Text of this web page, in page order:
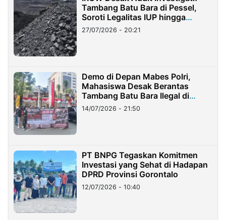
Tambang Batu Bara di Pessel,
Soroti Legalitas IUP hingga
Stockpile
27/07/2026 - 20:21
Demo di Depan Mabes Polri,
Mahasiswa Desak Berantas
Tambang Batu Bara Ilegal di
Lampung
14/07/2026 - 21:50
PT BNPG Tegaskan Komitmen
Investasi yang Sehat di Hadapan
DPRD Provinsi Gorontalo
12/07/2026 - 10:40